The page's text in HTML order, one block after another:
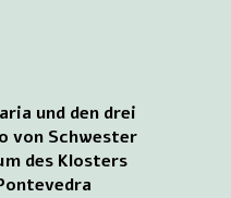
und den drei
von Schwester
des Klosters